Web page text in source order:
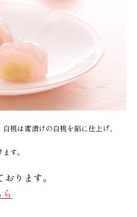
桃は蜜漬けの白桃を餡に仕上げ、
す。
おります。